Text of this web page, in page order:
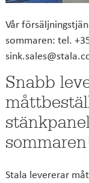
Vår
sommaren: tel.
Snabb
Stala levererar